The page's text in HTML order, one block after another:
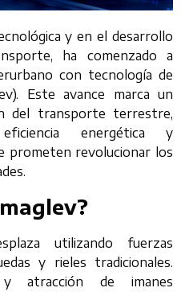
y en el desarrollo
ha comenzado a
con tecnología de
Este avance marca un
del transporte terrestre,
eficiencia energética y
prometen revolucionar los
utilizando fuerzas
y rieles tradicionales.
atracción de imanes